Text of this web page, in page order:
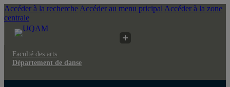
Accéder à la recherche Accéder au menu pricipal Accéder à la zone
centrale
Faculté des arts
Département de danse